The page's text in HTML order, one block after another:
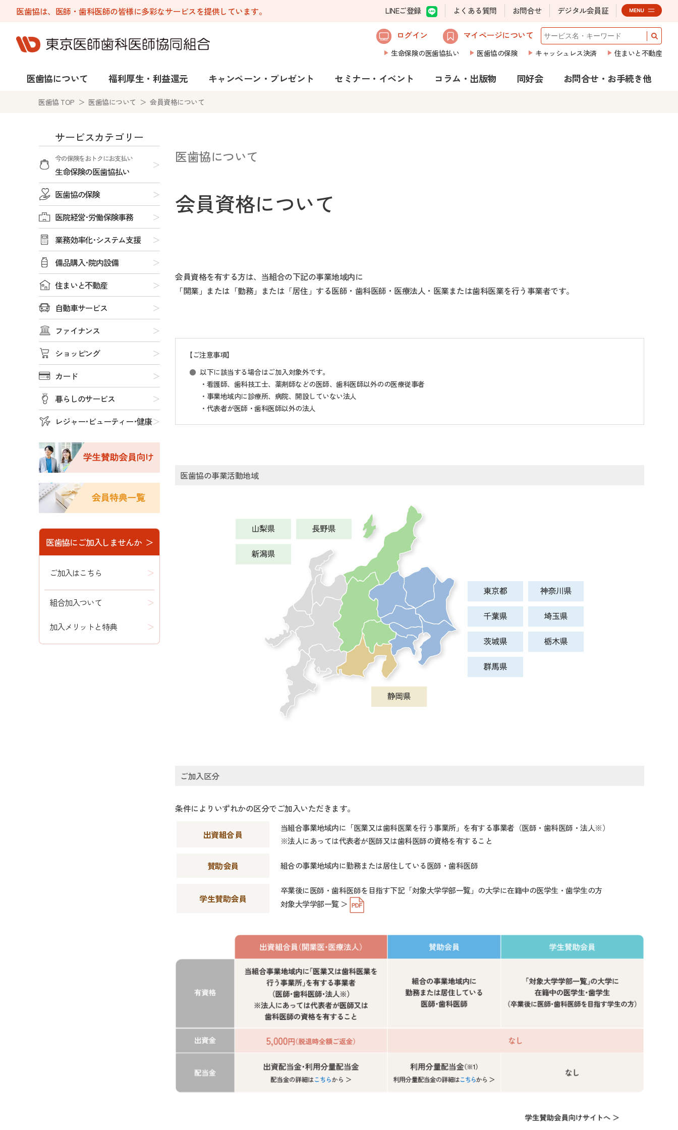
医歯協は、医師・歯科医師の皆様に多彩なサービスを提供しています。 LINEご登録 よくある質問 お問合せ デジタル会員証
ログイン マイページについて
生命保険の医歯協払い 医歯協の保険 キャッシュレス決済 住まいと不動産
医歯協について 福利厚生・利益還元 キャンペーン・プレゼント セミナー・イベント コラム・出版物 同好会 お問合せ・お手続き他
医歯協 TOP ＞ 医歯協について ＞ 会員資格について
サービスカテゴリー
今の保険をおトクにお支払い
生命保険の医歯協払い
医歯協の保険
医院経営･労働保険事務
業務効率化･システム支援
備品購入･院内設備
住まいと不動産
自動車サービス
ファイナンス
ショッピング
カード
暮らしのサービス
レジャー･ビューティー･健康
医歯協にご加入しませんか ＞
ご加入はこちら
組合加入ついて
加入メリットと特典
医歯協について
会員資格について
会員資格を有する方は、当組合の下記の事業地域内に
「開業」または「勤務」または「居住」する医師・歯科医師・医療法人・医業または歯科医業を行う事業者です。
【ご注意事項】
以下に該当する場合はご加入対象外です。
・看護師、歯科技工士、薬剤師などの医師、歯科医師以外のの医療従事者
・事業地域内に診療所、病院、開設していない法人
・代表者が医師・歯科医師以外の法人
医歯協の事業活動地域
ご加入区分
条件によりいずれかの区分でご加入いただきます。
出資組合員
当組合事業地域内に「医業又は歯科医業を行う事業所」を有する事業者（医師・歯科医師・法人※）
※法人にあっては代表者が医師又は歯科医師の資格を有すること
賛助会員 組合の事業地域内に勤務または居住している医師・歯科医師
学生賛助会員
卒業後に医師・歯科医師を目指す下記「対象大学学部一覧」の大学に在籍中の医学生・歯学生の方
対象大学学部一覧 ＞